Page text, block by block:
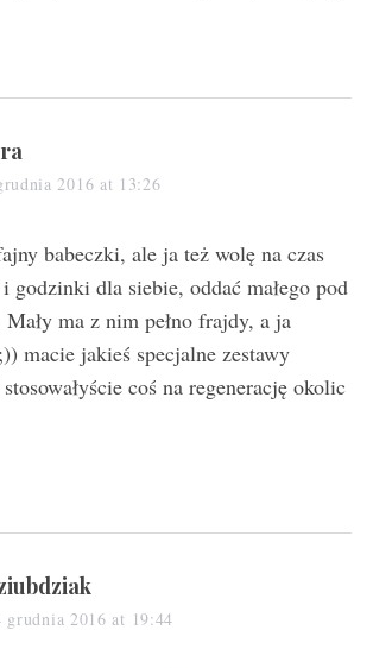
2016 at 13:26
babeczki, ale ja też wolę na czas
godzinki dla siebie, oddać małego pod
ma z nim pełno frajdy, a ja
macie jakieś specjalne zestawy
coś na regenerację okolic
grudnia 2016 at 19:44